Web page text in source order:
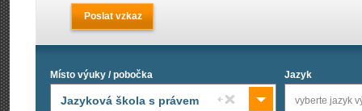
Poslat vzkaz
Místo výuky / pobočka
Jazyková škola s právem
Jazyk
vyberte jazyk